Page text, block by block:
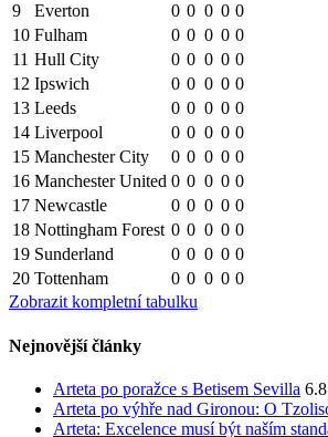
9
Everton 0 0 0 0 0
10 Fulham 0 0 0 0 0
11 Hull City 0 0 0 0 0
12 Ipswich 0 0 0 0 0
13 Leeds 0 0 0 0 0
14 Liverpool 0 0 0 0 0
15 Manchester City 0 0 0 0 0
16 Manchester United 0 0 0 0 0
17 Newcastle 0 0 0 0 0
18 Nottingham Forest 0 0 0 0 0
19 Sunderland 0 0 0 0 0
20 Tottenham 0 0 0 0 0
Zobrazit kompletní tabulku
Nejnovější články
Arteta po poražce s Betisem Sevilla
Arteta po výhře nad Gironou: O
Arteta: Excelence musí být naším